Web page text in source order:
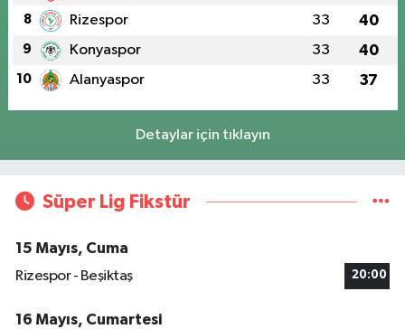
8 Rizespor 33 40
9 Konyaspor 33 40
10 Alanyaspor 33 37
Detaylar için tıklayın
Süper Lig Fikstür
15 Mayıs, Cuma
Rizespor - Beşiktaş
20:00
16 Mayıs, Cumartesi